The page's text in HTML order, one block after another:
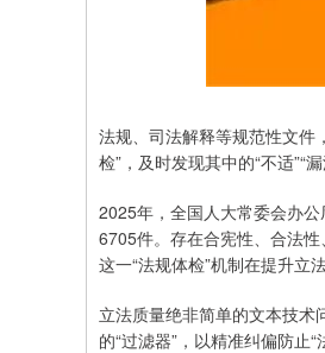
法规、司法解释等规范性文件
检”，及时发现其中的“不适”“
2025年，全国人大常委会办
6705件。存在合宪性、合法
这一“法规体检”机制在提升立
立法质量绝非简单的文本技术
的“过滤器”，以精准纠偏防止